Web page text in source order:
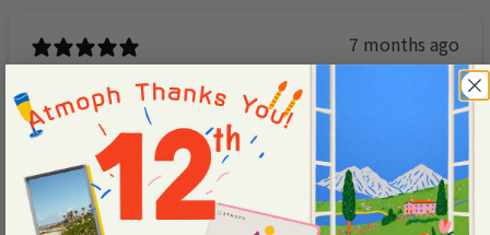
7 months ago
以下理由より値段が高く感じます。継続するか悩みま
したが、少しでも安く継続するため、年パスを購入し
ました。非常に好きなプロダクトであるため、今後更
なる改善を期待しています。 理由 ・機能のわりに高い
(オート機能ぐらい) ・オート機能ももっとランダムに
してほしい ・昼間の風景は多いが、夜の風景が少ない